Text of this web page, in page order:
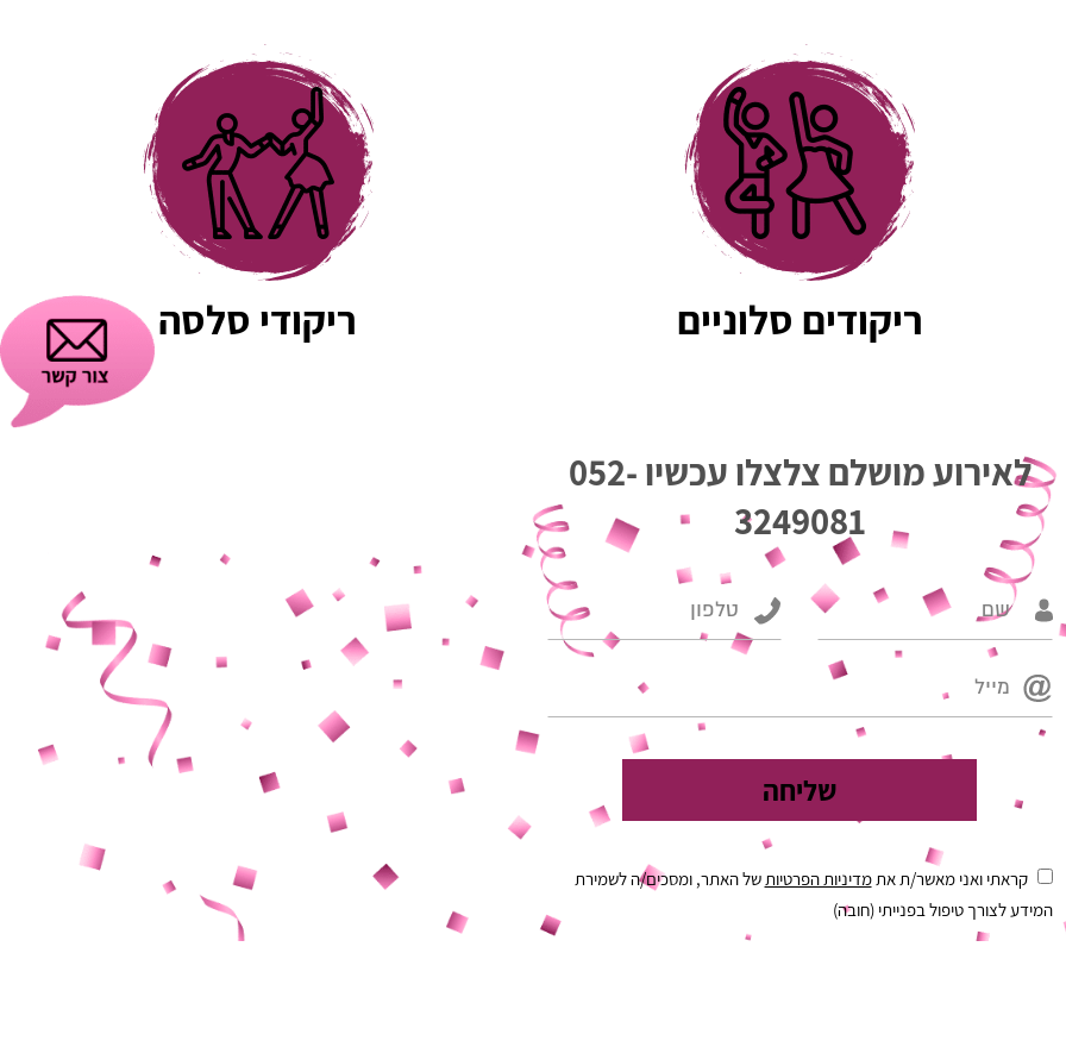
לא האמנתי שזו תהיה התוצאה הסופית, אני
כל כך שמחה שעשינו את זה. כולםםם אמרו
לנו שהריקוד היה מהמם, והמון בזכותך.
הריקודים יצאו שניהם באמת מושלמים!!
תודה על הכלללל ואיזה כיף שהיית ברגע
שלנו ❤️
ריקודים סלוניים ריקודי סלסה
לאירוע מושלם צלצלו עכשיו052-
3249081
קראתי ואני מאשר/ת אתמדיניות הפרטיותשל האתר, ומסכים/ה לשמירת
המידע לצורך טיפול בפנייתי (חובה)